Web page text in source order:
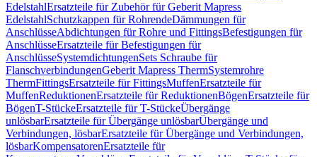
EdelstahlErsatzteile für Zubehör für Geberit Mapress
EdelstahlSchutzkappen für RohrendeDämmungen für
AnschlüsseAbdichtungen für Rohre und FittingsBefestigungen für
AnschlüsseErsatzteile für Befestigungen für
AnschlüsseSystemdichtungenSets Schraube für
FlanschverbindungenGeberit Mapress ThermSystemrohre
ThermFittingsErsatzteile für FittingsMuffenErsatzteile für
MuffenReduktionenErsatzteile für ReduktionenBögenErsatzteile für
BögenT-StückeErsatzteile für T-StückeÜbergänge
unlösbarErsatzteile für Übergänge unlösbarÜbergänge und
Verbindungen, lösbarErsatzteile für Übergänge und Verbindungen,
lösbarKompensatorenErsatzteile für